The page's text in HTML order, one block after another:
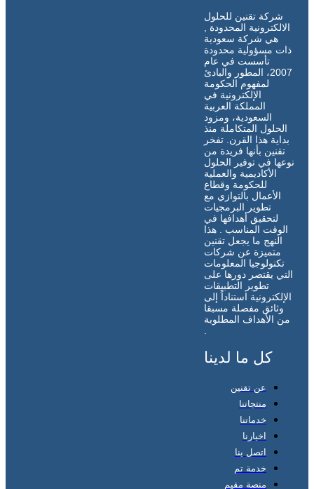
شركة تقنين للحلول
الالكترونية المحدودة ,
هي شركة سعودية
ذات مسؤولية محدودة
تأسست في عام
2007، المطور والبادئ
لمفهوم الحكومة
الإلكترونية في
المملكة العربية
السعودية، ومزود
الحلول المتكاملة منذ
بداية هذا القرن. تفخر
تقنين بأنها فريدة من
نوعها في توفير الحلول
الأكاديمية والعملية
للحكومة وقطاع
الأعمال بالتوازي مع
تطوير البرمجيات
لتحقيق أهدافها في
الوقت المناسب . هذا
النهج ما يجعل تقنين
متميزة عن شركات
تكنولوجيا المعلومات
التي يقتصر دورها على
تطوير التطبيقات
الإلكترونية استناداً إلى
وثائق مفصلة مسبقا
من الأهداف المطلوبة
كل ما لدينا
عن تقنين
منتجاتنا
خدماتنا
اخبارنا
اتصل بنا
خدمة تم
منصة مقيم